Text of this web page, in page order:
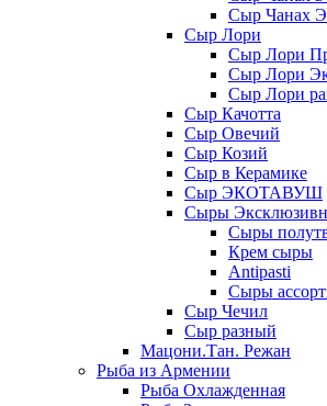
Сыр Чанах
Сыр Лори
Сыр Лори
Сыр Лори
Сыр Лори
Сыр Качотта
Сыр Овечий
Сыр Козий
Сыр в Керамике
Сыр ЭКОТАВУШ
Сыры
Сыры
Крем сыры
Antipasti
Сыры
Сыр Чечил
Сыр разный
Мацони.Тан. Режан
Рыба из Армении
Рыба Охлажденная